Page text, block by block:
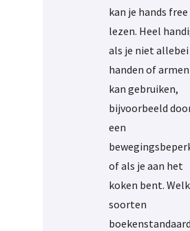
kan je hands free
lezen. Heel
als je niet allebei
handen of armen
kan gebruiken,
bijvoorbeeld
een
of als je aan het
koken bent.
soorten